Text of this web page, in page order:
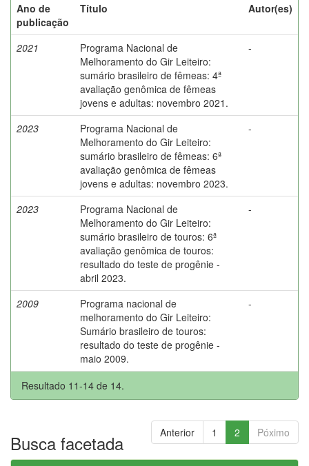
Ano de
publicação
Título Autor(es)
2021
Programa Nacional de
Melhoramento do Gir Leiteiro:
sumário brasileiro de fêmeas: 4ª
avaliação genômica de fêmeas
jovens e adultas: novembro 2021.
-
2023
Programa Nacional de
Melhoramento do Gir Leiteiro:
sumário brasileiro de fêmeas: 6ª
avaliação genômica de fêmeas
jovens e adultas: novembro 2023.
-
2023
Programa Nacional de
Melhoramento do Gir Leiteiro:
sumário brasileiro de touros: 6ª
avaliação genômica de touros:
resultado do teste de progênie -
abril 2023.
-
2009
Programa nacional de
melhoramento do Gir Leiteiro:
Sumário brasileiro de touros:
resultado do teste de progênie -
maio 2009.
-
Resultado 11-14 de 14.
Anterior 1 2 Póximo
Busca facetada